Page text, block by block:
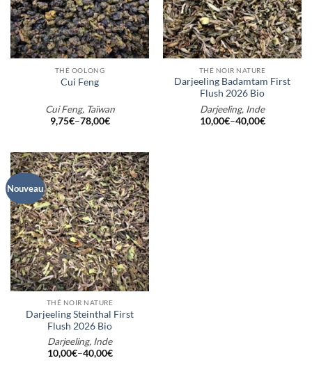
THÉ OOLONG
Cui Feng
Cui Feng, Taïwan
9,75€–78,00€
THÉ NOIR NATURE
Darjeeling Badamtam First
Flush 2026 Bio
Darjeeling, Inde
10,00€–40,00€
Nouveau
THÉ NOIR NATURE
Darjeeling Steinthal First
Flush 2026 Bio
Darjeeling, Inde
10,00€–40,00€